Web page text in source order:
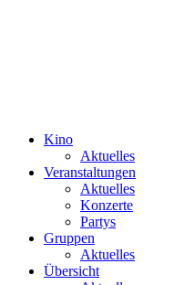
Kino
Aktuelles
Veranstaltungen
Aktuelles
Konzerte
Partys
Gruppen
Aktuelles
Übersicht